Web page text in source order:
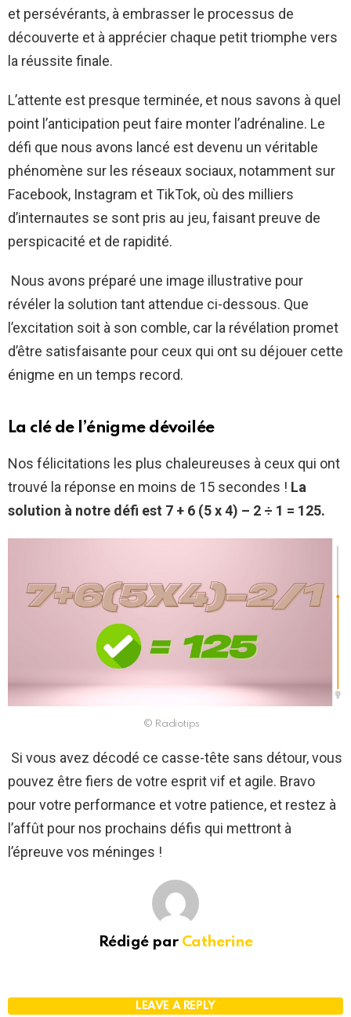
et persévérants, à embrasser le processus de
découverte et à apprécier chaque petit triomphe vers
la réussite finale.
L’attente est presque terminée, et nous savons à quel
point l’anticipation peut faire monter l’adrénaline. Le
défi que nous avons lancé est devenu un véritable
phénomène sur les réseaux sociaux, notamment sur
Facebook, Instagram et TikTok, où des milliers
d’internautes se sont pris au jeu, faisant preuve de
perspicacité et de rapidité.
Nous avons préparé une image illustrative pour
révéler la solution tant attendue ci-dessous. Que
l’excitation soit à son comble, car la révélation promet
d’être satisfaisante pour ceux qui ont su déjouer cette
énigme en un temps record.
La clé de l’énigme dévoilée
Nos félicitations les plus chaleureuses à ceux qui ont
trouvé la réponse en moins de 15 secondes ! La
solution à notre défi est 7 + 6 (5 x 4) – 2 ÷ 1 = 125.
© Radiotips
Si vous avez décodé ce casse-tête sans détour, vous
pouvez être fiers de votre esprit vif et agile. Bravo
pour votre performance et votre patience, et restez à
l’affût pour nos prochains défis qui mettront à
l’épreuve vos méninges !
Rédigé par Catherine
LEAVE A REPLY